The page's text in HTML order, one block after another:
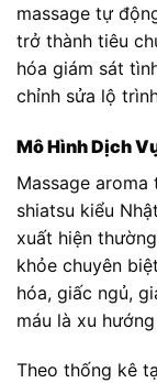
massage tự
trở thành tiêu
hóa giám sát
chỉnh sửa lộ
Mô Hình Dịch
Massage aroma
shiatsu kiểu
xuất hiện
khỏe chuyên
hóa, giấc ngủ,
máu là xu
Theo thống kê